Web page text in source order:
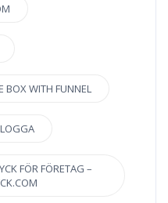
BOX WITH FUNNEL
FÖR FÖRETAG –